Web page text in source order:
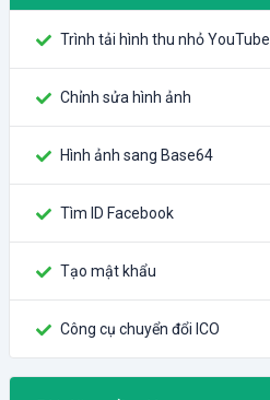
Trình tải hình thu nhỏ YouTube
Chỉnh sửa hình ảnh
Hình ảnh sang Base64
Tìm ID Facebook
Tạo mật khẩu
Công cụ chuyển đổi ICO